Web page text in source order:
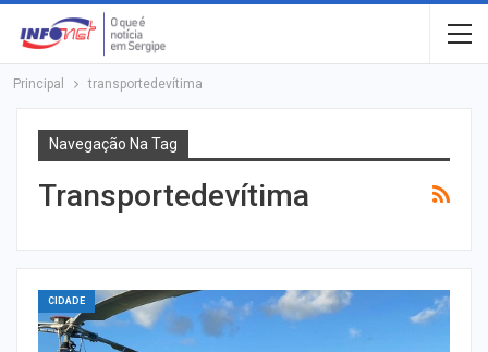
Principal transportedevítima
Navegação Na Tag
Transportedevítima
CIDADE